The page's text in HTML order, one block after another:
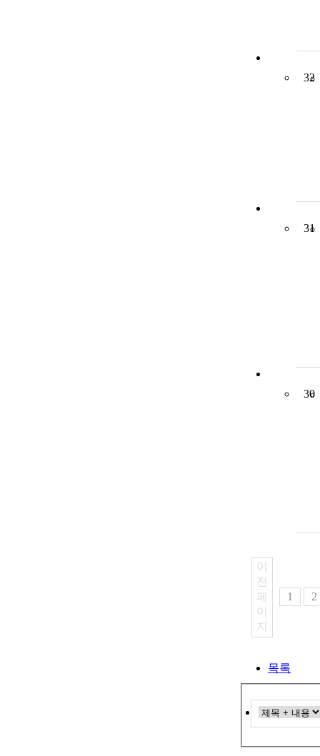
32
31
30
이
전
페
이
지
1 2
목록